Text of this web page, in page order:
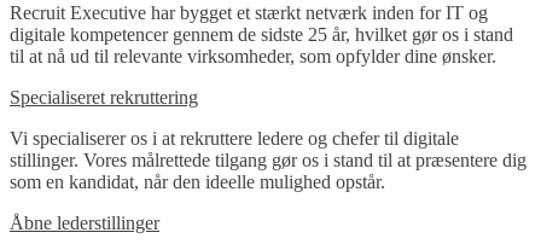
Recruit Executive har bygget et stærkt netværk inden for IT og
digitale kompetencer gennem de sidste 25 år, hvilket gør os i stand
til at nå ud til relevante virksomheder, som opfylder dine ønsker.
Specialiseret rekruttering
Vi specialiserer os i at rekruttere ledere og chefer til digitale
stillinger. Vores målrettede tilgang gør os i stand til at præsentere dig
som en kandidat, når den ideelle mulighed opstår.
Åbne lederstillinger